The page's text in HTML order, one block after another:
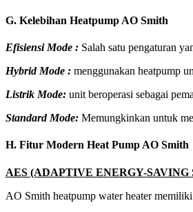
G. Kelebihan Heatpump AO Smith
Efisiensi Mode : Salah satu pengaturan
Hybrid Mode : menggunakan heatpump
Listrik Mode: unit beroperasi sebagai
Standard Mode: Memungkinkan untuk
H. Fitur Modern Heat Pump AO Smith
AES (ADAPTIVE ENERGY-
AO Smith heatpump water heater